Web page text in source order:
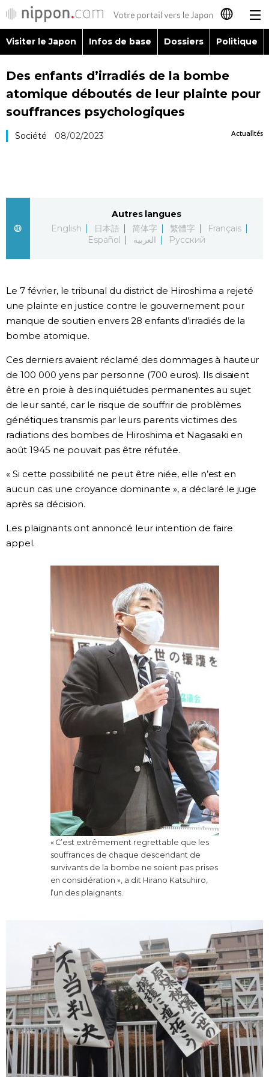
日本語
English
Русский
Visiter le Japon
Société
Culture
Gastronomie
Le japonais
En plus
Séries
Personnages
Visiter le Japon Infos de base Dossiers Politique
Des enfants d’irradiés de la bombe
atomique déboutés de leur plainte pour
souffrances psychologiques
Actualités
Société 08/02/2023
Autres langues
English
日本語 简体字 繁體字
Français
Español
العربية Русский
Le 7 février, le tribunal du district de Hiroshima a rejeté
une plainte en justice contre le gouvernement pour
manque de soutien envers 28 enfants d’irradiés de la
bombe atomique.
Ces derniers avaient réclamé des dommages à hauteur
de 100 000 yens par personne (700 euros). Ils disaient
être en proie à des inquiétudes permanentes au sujet
de leur santé, car le risque de souffrir de problèmes
génétiques transmis par leurs parents victimes des
radiations des bombes de Hiroshima et Nagasaki en
août 1945 ne pouvait pas être réfutée.
« Si cette possibilité ne peut être niée, elle n’est en
aucun cas une croyance dominante », a déclaré le juge
après sa décision.
Les plaignants ont annoncé leur intention de faire
appel.
« C’est extrêmement regrettable que les
souffrances de chaque descendant de
survivants de la bombe ne soient pas prises
en considération », a dit Hirano Katsuhiro,
l’un des plaignants.